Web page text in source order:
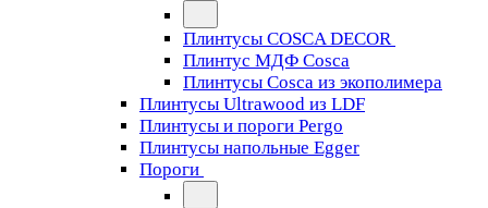
Плинтусы COSCA DECOR
Плинтус МДФ Cosca
Плинтусы Cosca из экополимера
Плинтусы Ultrawood из LDF
Плинтусы и пороги Pergo
Плинтусы напольные Egger
Пороги